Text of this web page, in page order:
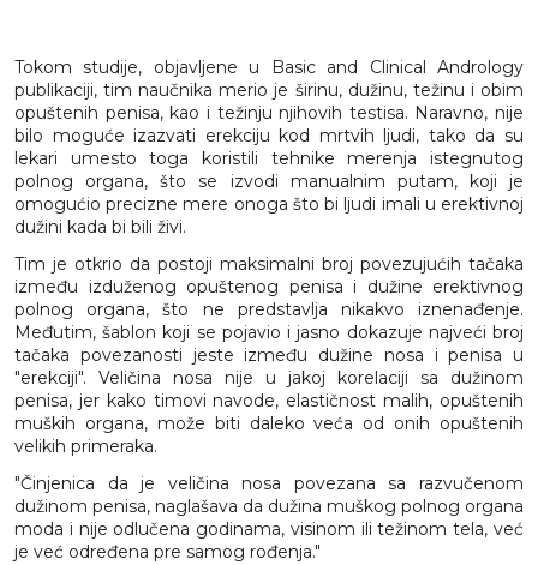
Tokom studije, objavljene u Basic and Clinical Andrology
publikaciji, tim naučnika merio je širinu, dužinu, težinu i obim
opuštenih penisa, kao i težinju njihovih testisa. Naravno, nije
bilo moguće izazvati erekciju kod mrtvih ljudi, tako da su
lekari umesto toga koristili tehnike merenja istegnutog
polnog organa, što se izvodi manualnim putam, koji je
omogućio precizne mere onoga što bi ljudi imali u erektivnoj
dužini kada bi bili živi.
Tim je otkrio da postoji maksimalni broj povezujućih tačaka
između izduženog opuštenog penisa i dužine erektivnog
polnog organa, što ne predstavlja nikakvo iznenađenje.
Međutim, šablon koji se pojavio i jasno dokazuje najveći broj
tačaka povezanosti jeste između dužine nosa i penisa u
"erekciji". Veličina nosa nije u jakoj korelaciji sa dužinom
penisa, jer kako timovi navode, elastičnost malih, opuštenih
muških organa, može biti daleko veća od onih opuštenih
velikih primeraka.
"Činjenica da je veličina nosa povezana sa razvučenom
dužinom penisa, naglašava da dužina muškog polnog organa
moda i nije odlučena godinama, visinom ili težinom tela, već
je već određena pre samog rođenja."